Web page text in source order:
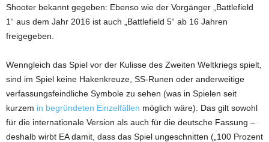
Shooter bekannt gegeben: Ebenso wie der Vorgänger „Battlefield
1“ aus dem Jahr 2016 ist auch „Battlefield 5“ ab 16 Jahren
freigegeben.
Wenngleich das Spiel vor der Kulisse des Zweiten Weltkriegs spielt,
sind im Spiel keine Hakenkreuze, SS-Runen oder anderweitige
verfassungsfeindliche Symbole zu sehen (was in Spielen seit
kurzem in begründeten Einzelfällen möglich wäre). Das gilt sowohl
für die internationale Version als auch für die deutsche Fassung –
deshalb wirbt EA damit, dass das Spiel ungeschnitten („100 Prozent